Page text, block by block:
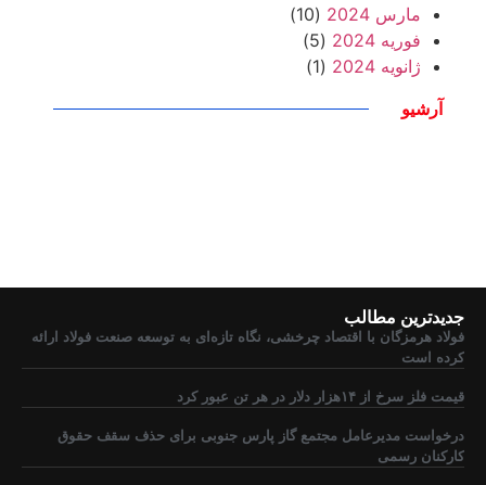
مارس 2024
(10)
فوریه 2024
(5)
ژانویه 2024
(1)
آرشیو
جدیدترین مطالب
فولاد هرمزگان با اقتصاد چرخشی، نگاه تازه‌ای به توسعه صنعت فولاد ارائه
کرده است
قیمت فلز سرخ از ۱۴هزار دلار در هر تن عبور کرد
درخواست مدیرعامل مجتمع گاز پارس جنوبی برای حذف سقف حقوق
کارکنان رسمی